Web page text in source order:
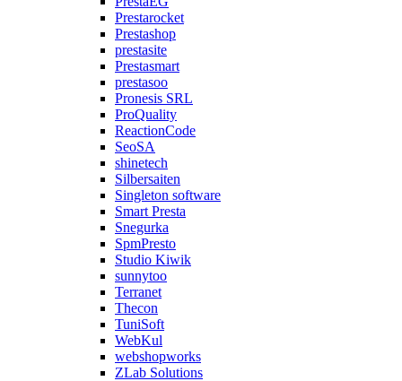
Prestarocket
Prestashop
prestasite
Prestasmart
prestasoo
Pronesis SRL
ProQuality
ReactionCode
SeoSA
shinetech
Silbersaiten
Singleton software
Smart Presta
Snegurka
SpmPresto
Studio Kiwik
sunnytoo
Terranet
Thecon
TuniSoft
WebKul
webshopworks
ZLab Solutions